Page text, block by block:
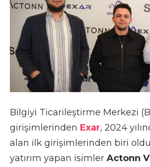
Bilgiyi Ticarileştirme Merkezi
girişimlerinden Exar, 2024
alan ilk girişimlerinden biri oldu.
yatırım yapan isimler Actonn